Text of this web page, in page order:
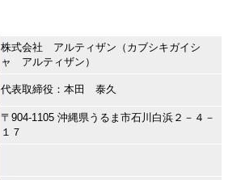
株式会社 アルティザン（カブシキガイシ
ャ アルティザン）
代表取締役：本田 泰久
〒904-1105 沖縄県うるま市石川白浜２－４－
１７